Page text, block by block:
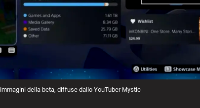
immagini della beta, diffuse dallo YouTuber Mystic